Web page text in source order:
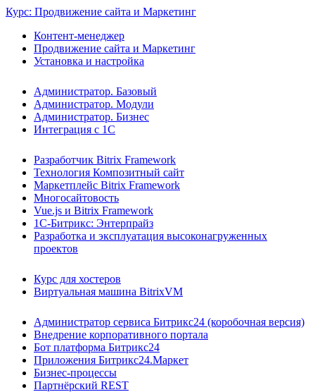
Курс: Продвижение сайта и Маркетинг
Контент-менеджер
Продвижение сайта и Маркетинг
Установка и настройка
Администратор. Базовый
Администратор. Модули
Администратор. Бизнес
Интеграция с 1С
Разработчик Bitrix Framework
Технология Композитный сайт
Маркетплейс Bitrix Framework
Многосайтовость
Vue.js и Bitrix Framework
1С-Битрикс: Энтерпрайз
Разработка и эксплуатация высоконагруженных
проектов
Курс для хостеров
Виртуальная машина BitrixVM
Администратор сервиса Битрикс24 (коробочная версия)
Внедрение корпоративного портала
Бот платформа Битрикс24
Приложения Битрикс24.Маркет
Бизнес-процессы
Партнёрский REST